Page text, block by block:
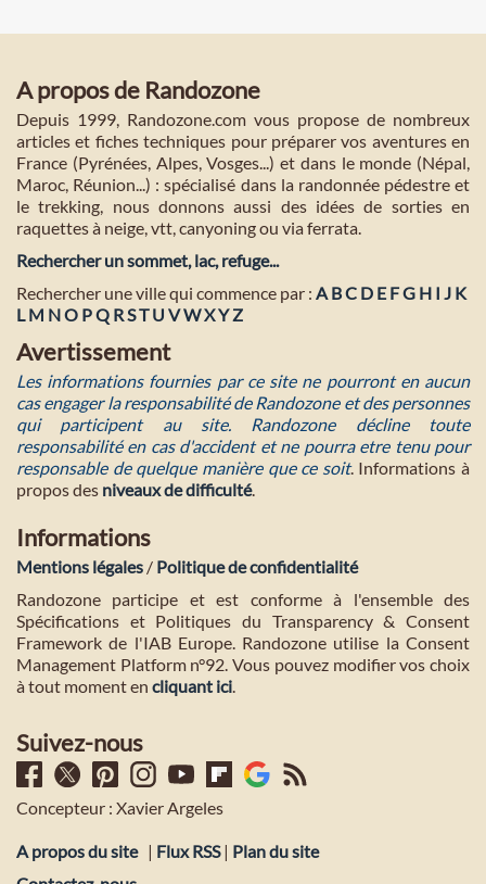
A propos de Randozone
Depuis 1999, Randozone.com vous propose de nombreux
articles et fiches techniques pour préparer vos aventures en
France (Pyrénées, Alpes, Vosges...) et dans le monde (Népal,
Maroc, Réunion...) : spécialisé dans la randonnée pédestre et
le trekking, nous donnons aussi des idées de sorties en
raquettes à neige, vtt, canyoning ou via ferrata.
Rechercher un sommet, lac, refuge...
Rechercher une ville qui commence par : A BC D E FG H I J K
L M NO PQ RST U VWXYZ
Avertissement
Les informations fournies par ce site ne pourront en aucun
cas engager la responsabilité de Randozone et des personnes
qui participent au site. Randozone décline toute
responsabilité en cas d'accident et ne pourra etre tenu pour
responsable de quelque manière que ce soit. Informations à
propos des niveaux de difficulté.
Informations
Mentions légales / Politique de confidentialité
Randozone participe et est conforme à l'ensemble des
Spécifications et Politiques du Transparency & Consent
Framework de l'IAB Europe. Randozone utilise la Consent
Management Platform n°92. Vous pouvez modifier vos choix
à tout moment en cliquant ici.
Suivez-nous
Concepteur : Xavier Argeles
A propos du site | Flux RSS| Plan du site